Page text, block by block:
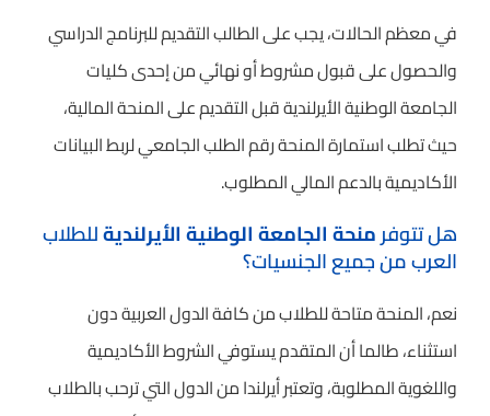
في معظم الحالات، يجب على الطالب التقديم للبرنامج الدراسي
والحصول على قبول مشروط أو نهائي من إحدى كليات
الجامعة الوطنية الأيرلندية قبل التقديم على المنحة المالية،
حيث تطلب استمارة المنحة رقم الطلب الجامعي لربط البيانات
الأكاديمية بالدعم المالي المطلوب.
هل تتوفرمنحة الجامعة الوطنية الأيرلنديةللطلاب
العرب من جميع الجنسيات؟
نعم، المنحة متاحة للطلاب من كافة الدول العربية دون
استثناء، طالما أن المتقدم يستوفي الشروط الأكاديمية
واللغوية المطلوبة، وتعتبر أيرلندا من الدول التي ترحب بالطلاب